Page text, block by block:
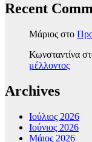
Recent
Μάριος στο
Κωνσταντίνα
μέλλοντος
Archives
Ιούλιος 2026
Ιούνιος 2026
Μάιος 2026